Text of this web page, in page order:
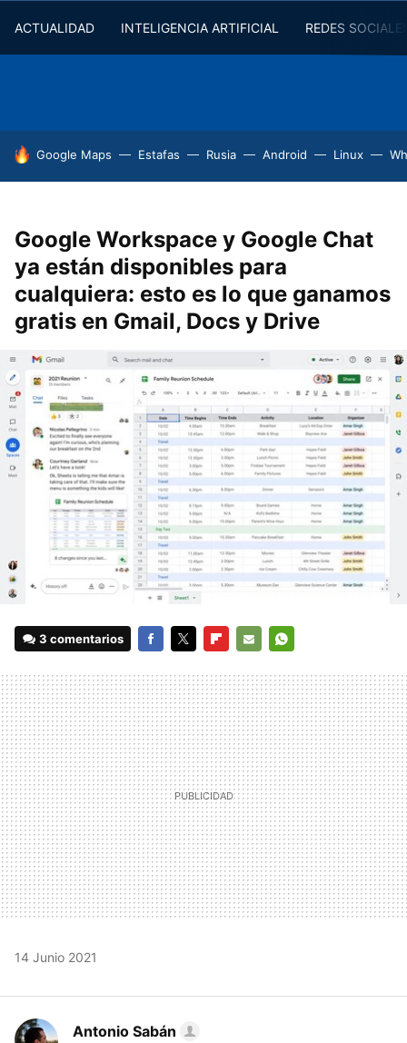
ACTUALIDAD INTELIGENCIA ARTIFICIAL REDES
HOY SE HABLA DE
Google Maps Estafas Rusia Android Linux
Google Workspace y Google Chat
ya están disponibles para
cualquiera: esto es lo que ganamos
gratis en Gmail, Docs y Drive
3 comentarios
MAIL
14 Junio 2021
Antonio Sabán